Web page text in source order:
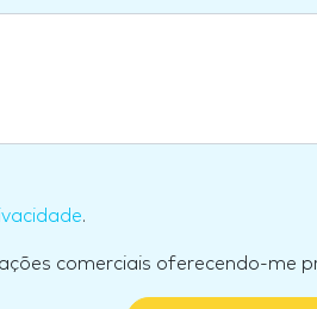
.
comerciais oferecendo-me